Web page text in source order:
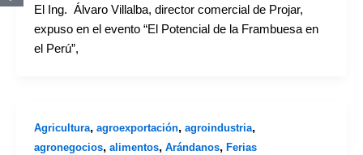
El Ing. Álvaro Villalba, director comercial de Projar,
expuso en el evento “El Potencial de la Frambuesa en
el Perú”,
Agricultura, agroexportación, agroindustria,
agronegocios, alimentos, Arándanos, Ferias